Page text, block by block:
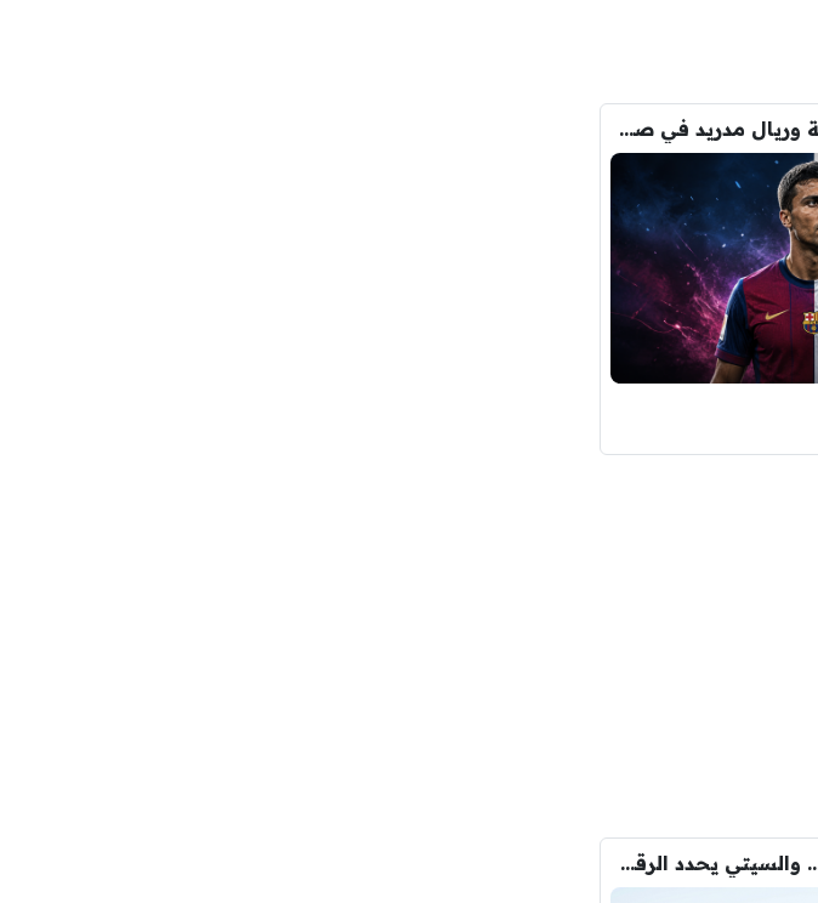
ضربة مزدوجة لبرشلونة وريال مدريد في صفقة رودري
عرض برشلونة يقترب … والسيتي يحدد الرقم النهائي لبيع رودري